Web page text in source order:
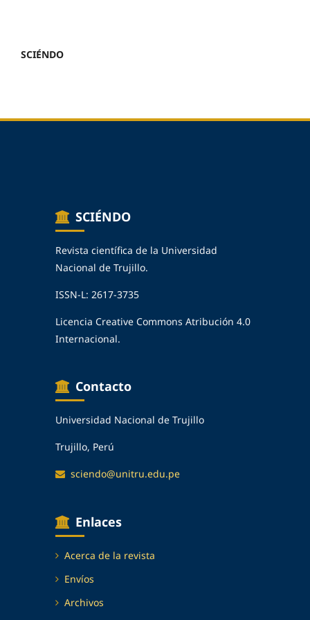
SCIÉNDO
SCIÉNDO
Revista científica de la Universidad
Nacional de Trujillo.
ISSN-L: 2617-3735
Licencia Creative Commons Atribución 4.0
Internacional.
Contacto
Universidad Nacional de Trujillo
Trujillo, Perú
sciendo@unitru.edu.pe
Enlaces
Acerca de la revista
Envíos
Archivos